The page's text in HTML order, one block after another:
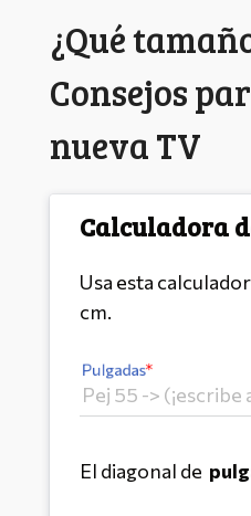
¿Qué
Consejos
nueva TV
Calculadora
Usa esta
cm.
Pulgadas
El diagonal de